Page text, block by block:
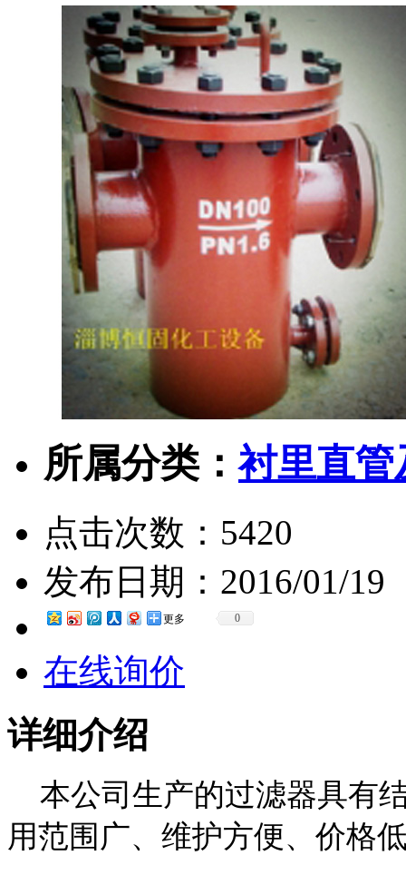
所属分类：衬里直管
点击次数： 5420
发布日期： 2016/01/19
更多 0
在线询价
详细介绍
本公司生产的过滤器具有
用范围广、维护方便、价格